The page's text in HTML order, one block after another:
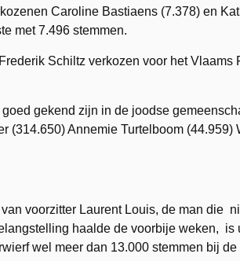
Caroline Bastiaens (7.378) en
met 7.496 stemmen.
Schiltz verkozen voor het Vlaams
gekend zijn in de joodse
(314.650) Annemie Turtelboom
voorzitter Laurent Louis, de man die
haalde de voorbije weken, is
wel meer dan 13.000 stemmen bij